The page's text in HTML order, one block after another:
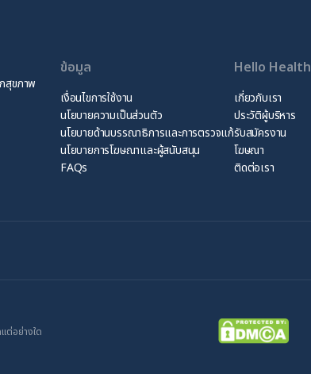
สุขภาพ
ข้อมูล
เงื่อนไขการใช้งาน
นโยบายความเป็นส่วนตัว
นโยบายด้านบรรณาธิการและการตรวจแก้
นโยบายการโฆษณาและผู้สนับสนุน
FAQs
Hello Health
เกี่ยวกับเรา
ประวัติผู้บริหาร
รับสมัครงาน
โฆษณา
ติดต่อเรา
ต่อย่างใด